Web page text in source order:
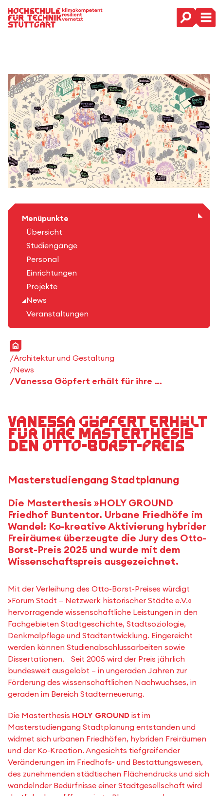
Hauptnavigation
Menüpunkte
Übersicht
Studiengänge
Personal
Einrichtungen
Projekte
News
Veranstaltungen
Startseite
Architektur und Gestaltung
News
Vanessa Göpfert erhält für ihre Masterthesis den Otto-Borst-Preis
Vanessa Göpfert erhält
für ihre Masterthesis
den Otto-Borst-Preis
Masterstudiengang Stadtplanung
Die Masterthesis »HOLY GROUND
Friedhof Buntentor. Urbane Friedhöfe im
Wandel: Ko-kreative Aktivierung hybrider
Freiräume« überzeugte die Jury des Otto-
Borst-Preis 2025 und wurde mit dem
Wissenschaftspreis ausgezeichnet.
Mit der Verleihung des Otto-Borst-Preises würdigt
»Forum Stadt – Netzwerk historischer Städte e.V.«
hervorragende wissenschaftliche Leistungen in den
Fachgebieten Stadtgeschichte, Stadtsoziologie,
Denkmalpflege und Stadtentwicklung. Eingereicht
werden können Studienabschlussarbeiten sowie
Dissertationen. Seit 2005 wird der Preis jährlich
bundesweit ausgelobt – in ungeraden Jahren zur
Förderung des wissenschaftlichen Nachwuchses, in
geraden im Bereich Stadterneuerung.
Die Masterthesis HOLY GROUND ist im
Masterstudiengang Stadtplanung entstanden und
widmet sich urbanen Friedhöfen, hybriden Freiräumen
und der Ko-Kreation. Angesichts tiefgreifender
Veränderungen im Friedhofs- und Bestattungswesen,
des zunehmenden städtischen Flächendrucks und sich
wandelnder Bedürfnisse einer Stadtgesellschaft wird